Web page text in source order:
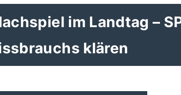
im Landtag –
klären